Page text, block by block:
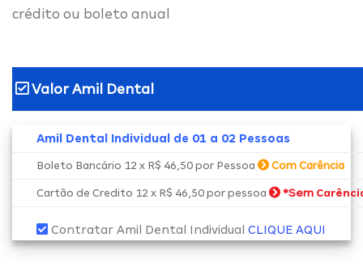
crédito ou boleto anual
Valor Amil Dental
Amil Dental Individual de 01 a 02 Pessoas
Boleto Bancário 12 x R$ 46,50 por Pessoa Com Carência
Cartão de Credito 12 x R$ 46,50 por pessoa *Sem
Contratar Amil Dental Individual CLIQUE AQUI